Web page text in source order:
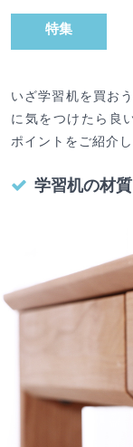
特集
いざ学習机を買お
に気をつけたら良
ポイントをご紹介し
学習机の材質